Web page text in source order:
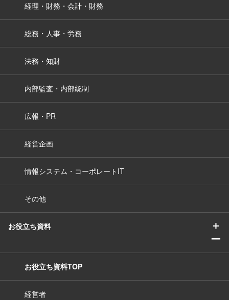
経理・財務・会計・財務
総務・人事・労務
法務・知財
内部監査・内部統制
広報・PR
経営企画
情報システム・コーポレートIT
その他
お役立ち資料
＋
ー
お役立ち資料TOP
経営者